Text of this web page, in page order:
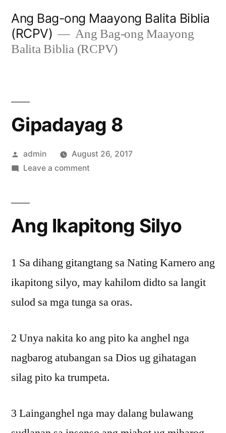
content
Ang Bag-ong Maayong Balita Biblia
(RCPV)
Ang Bag-ong Maayong
Balita Biblia (RCPV)
Gipadayag 8
Posted
by
admin
August 26, 2017
Leave a commenton
Ang Ikapitong Silyo
1 Sa dihang gitangtang sa Nating Karnero ang
ikapitong silyo, may kahilom didto sa langit
sulod sa mga tunga sa oras.
2 Unya nakita ko ang pito ka anghel nga
nagbarog atubangan sa Dios ug gihatagan
silag pito ka trumpeta.
3 Lainganghel nga may dalang bulawang